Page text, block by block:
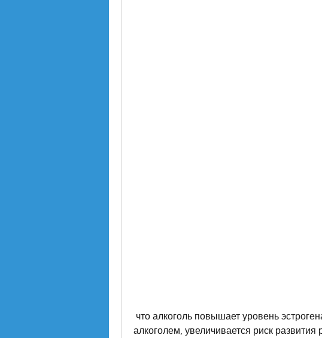
алкоголем, увеличивается риск развития